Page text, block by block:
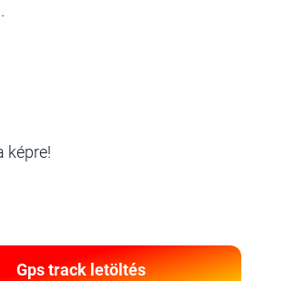
képre!
Gps track letöltés